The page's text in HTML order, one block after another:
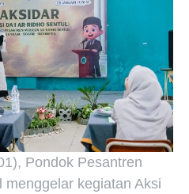
Pondok Pesantren
menggelar kegiatan Aksi